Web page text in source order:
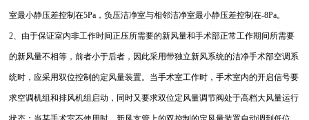
室最小静压差控制在5Pa，负压洁净室与相邻洁净室最小静压差控制在-8Pa。
2、由于保证室内非工作时间正压所需要的新风量和手术部正常工作期间所需要
的新风量不相等，前者小于后者，因此采用带独立新风系统的洁净手术部空调系
统时，应采用双位控制的定风量装置。当手术室工作时，手术室内的开启信号要
求空调机组和排风机组启动，同时又要求双位定风量调节阀处于高档大风量运行